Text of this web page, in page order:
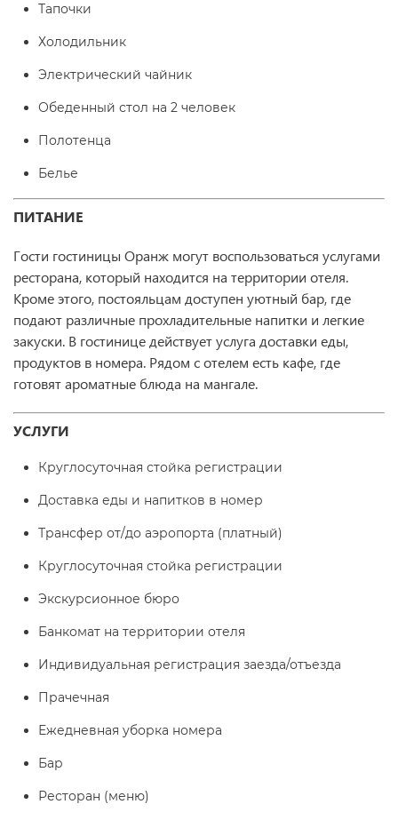
Тапочки
Холодильник
Электрический чайник
Обеденный стол на 2 человек
Полотенца
Белье
ПИТАНИЕ
Гости гостиницы Оранж могут воспользоваться услугами
ресторана, который находится на территории отеля.
Кроме этого, постояльцам доступен уютный бар, где
подают различные прохладительные напитки и легкие
закуски. В гостинице действует услуга доставки еды,
продуктов в номера. Рядом с отелем есть кафе, где
готовят ароматные блюда на мангале.
УСЛУГИ
Круглосуточная стойка регистрации
Доставка еды и напитков в номер
Трансфер от/до аэропорта (платный)
Круглосуточная стойка регистрации
Экскурсионное бюро
Банкомат на территории отеля
Индивидуальная регистрация заезда/отъезда
Прачечная
Ежедневная уборка номера
Бар
Ресторан (меню)